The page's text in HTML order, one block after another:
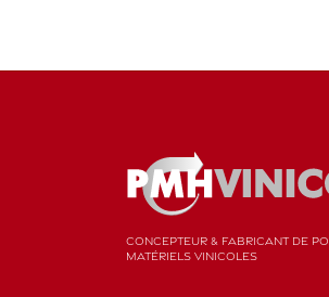
CONCEPTEUR & FABRICANT DE
MATÉRIELS VINICOLES